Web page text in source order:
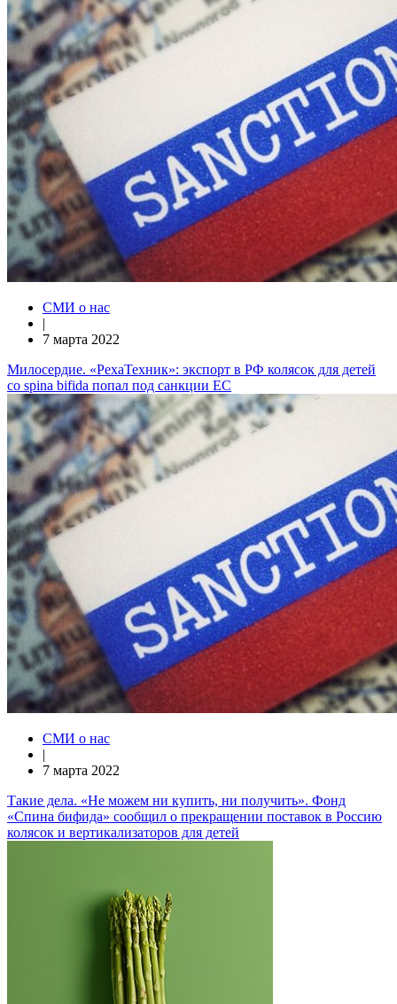
СМИ о нас
|
7 марта 2022
Милосердие. «РехаТехник»: экспорт в РФ колясок для детей
со spina bifida попал под санкции ЕС
СМИ о нас
|
7 марта 2022
Такие дела. «Не можем ни купить, ни получить». Фонд
«Спина бифида» сообщил о прекращении поставок в Россию
колясок и вертикализаторов для детей